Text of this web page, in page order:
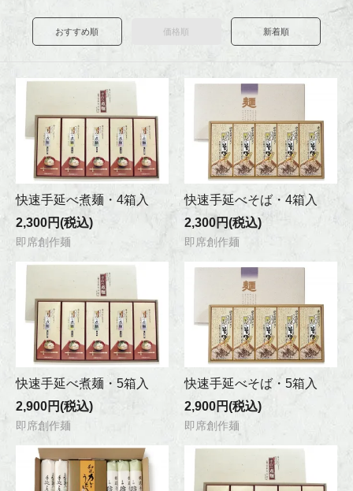
おすすめ順 価格順 新着順
快速手延べ煮麺・4箱入
2,300円(税込)
即席創作麺
快速手延べそば・4箱入
2,300円(税込)
即席創作麺
快速手延べ煮麺・5箱入
2,900円(税込)
即席創作麺
快速手延べそば・5箱入
2,900円(税込)
即席創作麺